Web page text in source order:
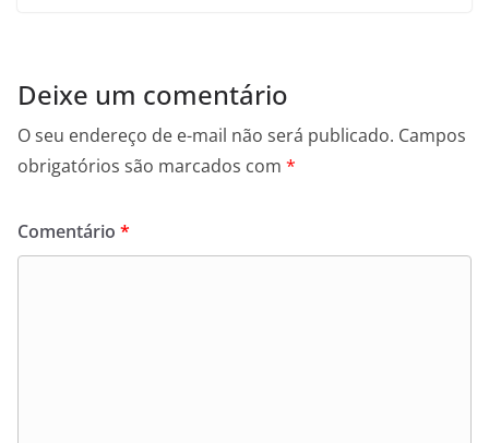
Deixe um comentário
O seu endereço de e-mail não será publicado. Campos
obrigatórios são marcados com *
Comentário *